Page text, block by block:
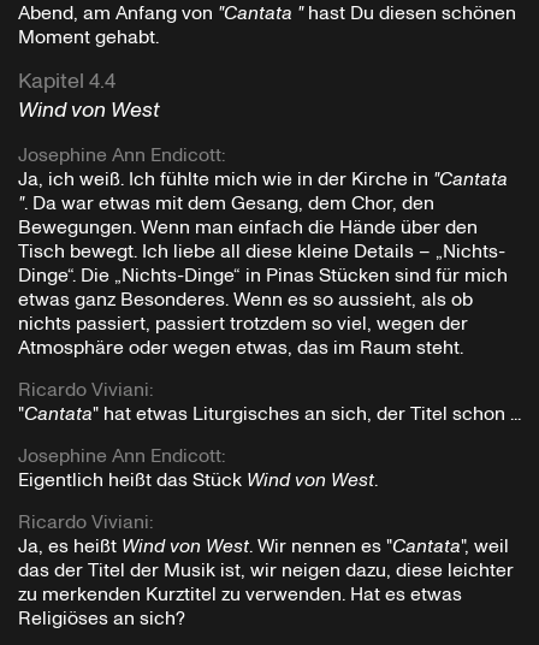
Abend, am Anfang von "Cantata "hast Du diesen schönen
Moment gehabt.
Kapitel 4.4
Wind von West
Josephine Ann Endicott:
Ja, ich weiß. Ich fühlte mich wie in der Kirche in "Cantata
". Da war etwas mit dem Gesang, dem Chor, den
Bewegungen. Wenn man einfach die Hände über den
Tisch bewegt. Ich liebe all diese kleine Details – „Nichts-
Dinge“. Die „Nichts-Dinge“ in Pinas Stücken sind für mich
etwas ganz Besonderes. Wenn es so aussieht, als ob
nichts passiert, passiert trotzdem so viel, wegen der
Atmosphäre oder wegen etwas, das im Raum steht.
Ricardo Viviani:
"Cantata" hat etwas Liturgisches an sich, der Titel schon ...
Josephine Ann Endicott:
Eigentlich heißt das Stück Wind von West.
Ricardo Viviani:
Ja, es heißt Wind von West. Wir nennen es "Cantata", weil
das der Titel der Musik ist, wir neigen dazu, diese leichter
zu merkenden Kurztitel zu verwenden. Hat es etwas
Religiöses an sich?